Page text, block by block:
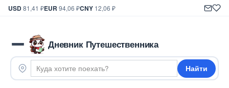
USD81,41 ₽EUR 94,06 ₽CNY 12,06 ₽
Дневник Путешественника
Найти